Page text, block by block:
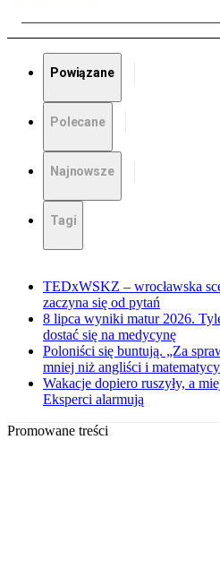
Powiązane
Polecane
Najnowsze
Tagi
TEDxWSKZ – wrocławska
zaczyna się od pytań
8 lipca wyniki matur 2026.
dostać się na medycynę
Poloniści się buntują. „Za
mniej niż angliści i
Wakacje dopiero ruszyły, a
Eksperci alarmują
Promowane treści